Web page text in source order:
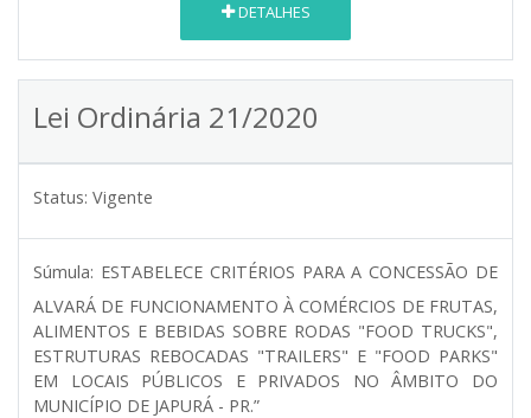
DETALHES
Lei Ordinária 21/2020
Status: Vigente
Súmula: ESTABELECE CRITÉRIOS PARA A CONCESSÃO DE
ALVARÁ DE FUNCIONAMENTO À COMÉRCIOS DE FRUTAS,
ALIMENTOS E BEBIDAS SOBRE RODAS "FOOD TRUCKS",
ESTRUTURAS REBOCADAS "TRAILERS" E "FOOD PARKS"
EM LOCAIS PÚBLICOS E PRIVADOS NO ÂMBITO DO
MUNICÍPIO DE JAPURÁ - PR.”